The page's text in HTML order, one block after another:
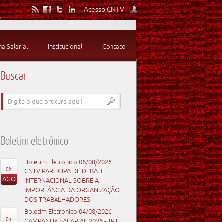
Acesso CNTV
Salarial Institucional Contato
Buscar
Boletim eletrônico
06
AGO
Boletim Eletronico 06/08/2026
CNTV PARTICIPA DE DEBATE
INTERNACIONAL SOBRE A
IMPORTÂNCIA DA ORGANIZAÇÃO
DOS TRABALHADORES
04
Boletim Eletronico 04/08/2026